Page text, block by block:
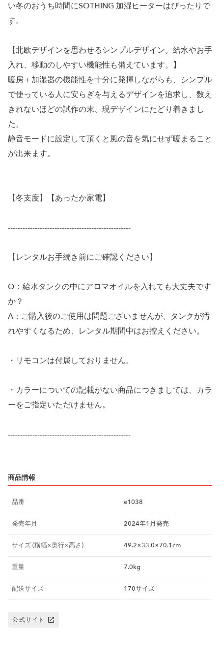
い冬のおうち時間にSOTHING 加湿ヒーターはぴったりで
す。
【北欧デザインを思わせるシンプルデザイン。給水やお手
入れ、移動のしやすい機能性も備えています。】
暖房＋加湿器の機能性を十分に発揮しながらも、シンプル
で使っている人に安らぎを与えるデザインを追求し、数え
きれないほどの試作の末、現デザインにたどり着きまし
た。
静音モードに設定して頂くと風の音を気にせず暖まること
が出来ます。
【冬支度】【あったか家電】
--------------------------------------------------
【レンタルお手続き前にご確認ください】
Q：給水タンクの中にアロマオイルを入れても大丈夫です
か？
A：ご購入後のご使用は問題ございませんが、タンクが汚
れやすくなるため、レンタル期間中はお控えください。
・リモコンは付属しておりません。
・カラーについての記載がない商品につきましては、カラ
ーをご指定いただけません。
--------------------------------------------------
商品情報
品番 e1038
発売年月 2024年1月発売
サイズ (横幅×奥行×高さ) 49.2×33.0×70.1cm
重量 7.0kg
配送サイズ 170サイズ
公式サイト